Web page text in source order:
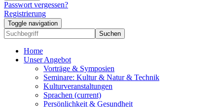
Passwort vergessen?
Registrierung
Toggle navigation
Suchen
Home
Unser Angebot
Vorträge & Symposien
Seminare: Kultur & Natur & Technik
Kulturveranstaltungen
Sprachen (current)
Persönlichkeit & Gesundheit